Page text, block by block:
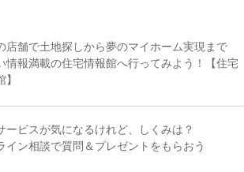
店舗で土地探しから夢のマイホーム実現まで
情報満載の住宅情報館へ行ってみよう！【住宅
】
ービスが気になるけれど、しくみは？
イン相談で質問＆プレゼントをもらおう